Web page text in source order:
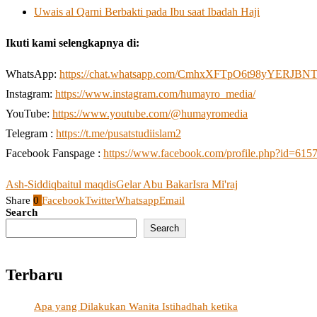
Uwais al Qarni Berbakti pada Ibu saat Ibadah Haji
Ikuti kami selengkapnya di:
WhatsApp: https://chat.whatsapp.com/
Instagram: https://www.instagram.com/humayro_media/
YouTube: https://www.youtube.com/@humayromedia
Telegram : https://t.me/pusatstudiislam2
Facebook Fanspage : https://www.facebook.com/
Ash-Siddiqbaitul maqdisGelar Abu BakarIsra Mi'raj
Share 0 FacebookTwitterWhatsappEmail
Search
Search
Terbaru
Apa yang Dilakukan Wanita Istihadhah ketika